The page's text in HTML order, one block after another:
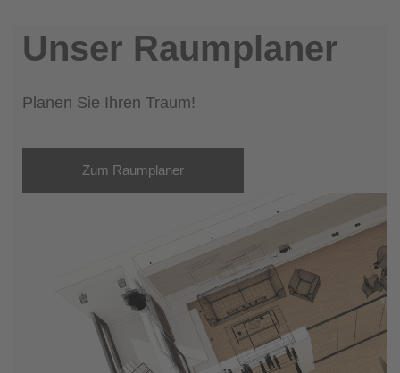
Unser Raumplaner
Planen Sie Ihren Traum!
Zum Raumplaner